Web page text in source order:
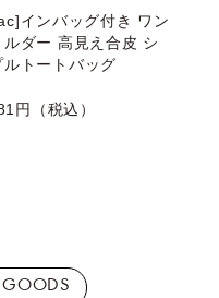
インバッグ付き ワン
ルダー 高見え合皮 シ
ルトートバッグ
円（税込）